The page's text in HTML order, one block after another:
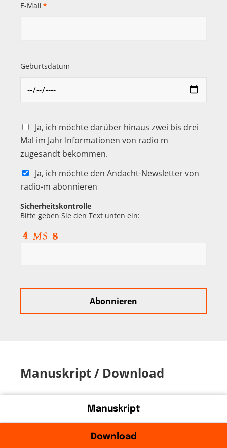
E-Mail *
Geburtsdatum
Ja, ich möchte darüber hinaus zwei bis drei
Mal im Jahr Informationen von radio m
zugesandt bekommen.
Ja, ich möchte den Andacht-Newsletter von
radio-m abonnieren
Sicherheitskontrolle
Bitte geben Sie den Text unten ein:
Manuskript / Download
Manuskript
Download